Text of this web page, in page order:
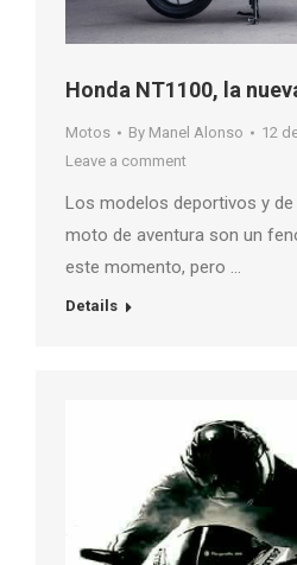
Honda NT1100, la
Motos By Manel Alonso
12
Leave a comment
Los modelos deportivos y
moto de aventura son un
este momento, pero …
Details